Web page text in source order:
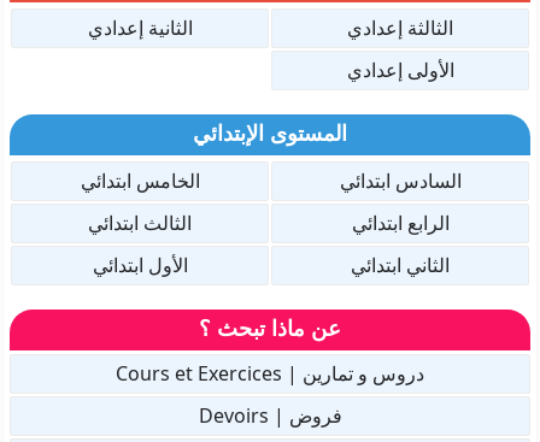
الثالثة إعدادي
الثانية إعدادي
الأولى إعدادي
المستوى الإبتدائي
السادس ابتدائي
الخامس ابتدائي
الرابع ابتدائي
الثالث ابتدائي
الثاني ابتدائي
الأول ابتدائي
عن ماذا تبحث ؟
دروس و تمارين | Cours et Exercices
فروض | Devoirs